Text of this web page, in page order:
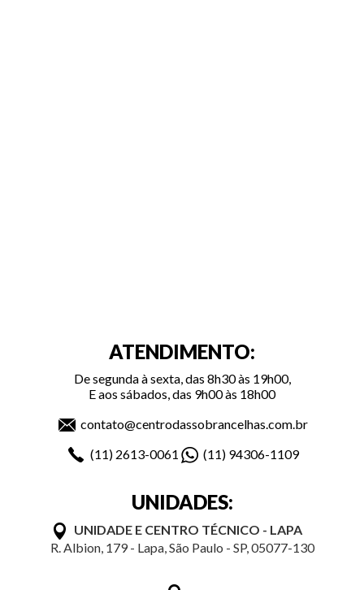
ATENDIMENTO:
De segunda à sexta, das 8h30 às 19h00,
E aos sábados, das 9h00 às 18h00
contato@centrodassobrancelhas.com.br
(11) 2613-0061 (11) 94306-1109
UNIDADES:
UNIDADE E CENTRO TÉCNICO - LAPA
R. Albion, 179 - Lapa, São Paulo - SP, 05077-130